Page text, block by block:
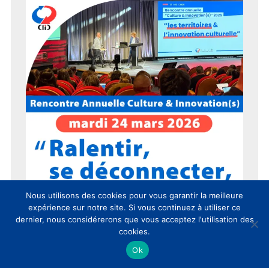
Nous utilisons des cookies pour vous garantir la meilleure
expérience sur notre site. Si vous continuez à utiliser ce
dernier, nous considérerons que vous acceptez l'utilisation des
cookies.
Ok